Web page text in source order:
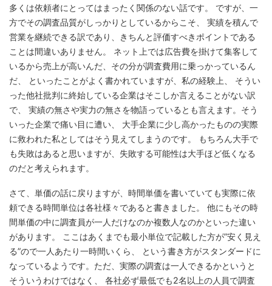
多くは依頼者にとってはまったく関係のない話です。 ですが、一
方でその調査品質がしっかりとしているからこそ、 実績を積んで
営業を継続できる訳であり、きちんと評価すべきポイントである
ことは間違いありません。 ネット上では広告費を掛けて集客して
いるから売上が高いんだ、その分が調査費用に乗っかっているん
だ、 といったことがよく書かれていますが、私の経験上、 そうい
った他社批判に終始している企業はそこしか言えることがない訳
で、 実績の無さや実力の無さを物語っているとも言えます。そう
いった企業で痛い目に遭い、 大手企業に少し高かったものの実際
に救われた私としてはそう見えてしまうのです。 もちろん大手で
も失敗はあると思いますが、失敗する可能性は大手ほど低くなる
のだと考えられます。
さて、単価の話に戻りますが、時間単価を書いていても実際に依
頼できる時間単位は各社様々であると書きました。 他にもその時
間単価の中に調査員が一人だけなのか複数人なのかといった違い
があります。 ここはあくまでも最小単位で記載した方が”安く見え
る”ので一人あたり一時間いくら、 という書き方がスタンダードに
なっているようです。ただ、実際の調査は一人できるかというと
そういうわけではなく、 各社必ず最低でも2名以上の人員で調査